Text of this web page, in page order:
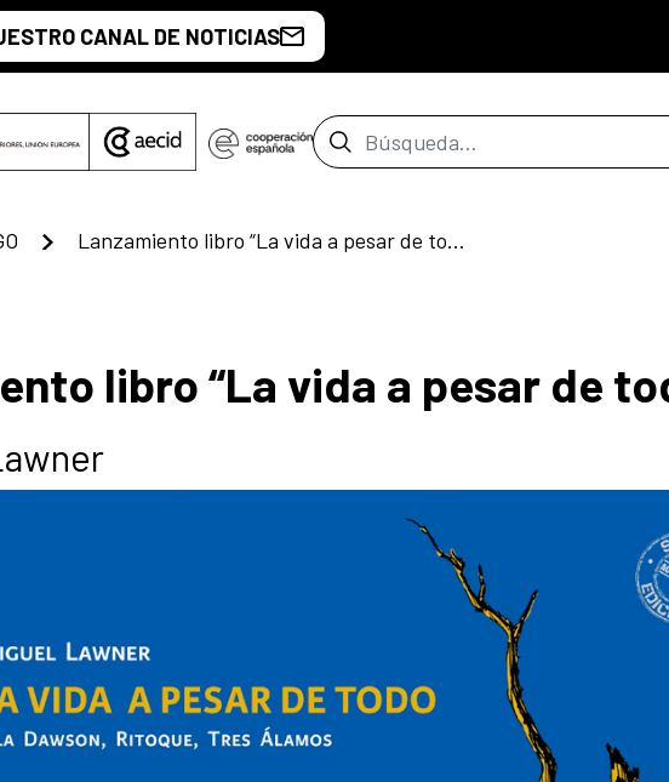
CANAL DE NOTICIAS
Barra de búsqueda
Lanzamiento libro “La vida a pesar de todo”,
libro “La vida a pesar de